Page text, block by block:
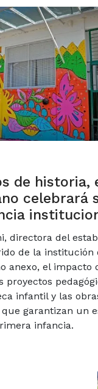
de historia,
celebrará
directora del
de la institución
anexo, el impacto
infantil y las
garantizan un
infancia.